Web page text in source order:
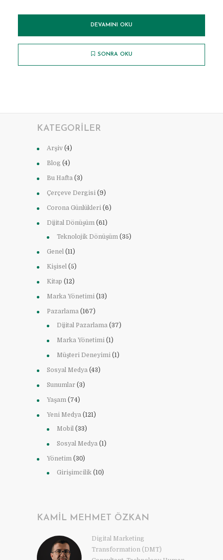
DEVAMINI OKU
SONRA OKU
KATEGORILER
Arşiv (4)
Blog (4)
Bu Hafta (3)
Çerçeve Dergisi (9)
Corona Günlükleri (6)
Dijital Dönüşüm (61)
Teknolojik Dönüşüm (35)
Genel (11)
Kişisel (5)
Kitap (12)
Marka Yönetimi (13)
Pazarlama (167)
Dijital Pazarlama (37)
Marka Yönetimi (1)
Müşteri Deneyimi (1)
Sosyal Medya (43)
Sunumlar (3)
Yaşam (74)
Yeni Medya (121)
Mobil (33)
Sosyal Medya (1)
Yönetim (30)
Girişimcilik (10)
KAMIL MEHMET ÖZKAN
Digital Marketing
Transformation (DMT)